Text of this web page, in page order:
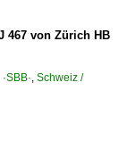
467 von Zürich HB
, Schweiz /